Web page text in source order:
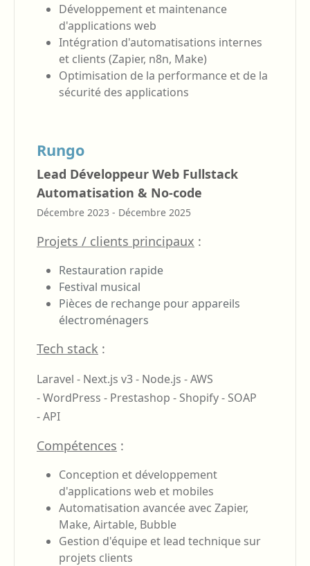
Développement et maintenance
d'applications web
Intégration d'automatisations internes
et clients (Zapier, n8n, Make)
Optimisation de la performance et de la
sécurité des applications
Rungo
Lead Développeur Web Fullstack
Automatisation & No-code
Décembre 2023 - Décembre 2025
Projets / clients principaux :
Restauration rapide
Festival musical
Pièces de rechange pour appareils
électroménagers
Tech stack :
Laravel - Next.js v3 - Node.js -AWS
-WordPress - Prestashop - Shopify - SOAP
-API
Compétences :
Conception et développement
d'applications web et mobiles
Automatisation avancée avec Zapier,
Make, Airtable, Bubble
Gestion d'équipe et lead technique sur
projets clients